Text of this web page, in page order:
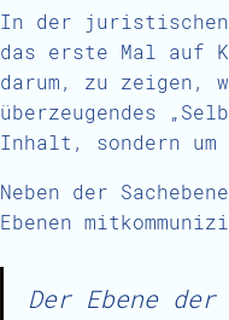
In der juristischen
das erste Mal auf
darum, zu zeigen,
überzeugendes
Inhalt, sondern um
Neben der
Ebenen
Der Ebene